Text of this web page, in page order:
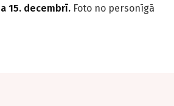
15. decembrī. Foto no personīgā